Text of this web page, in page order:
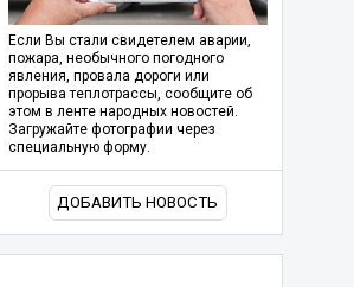
Если Вы стали свидетелем аварии,
пожара, необычного погодного
явления, провала дороги или
прорыва теплотрассы, сообщите об
этом в ленте народных новостей.
Загружайте фотографии через
специальную форму.
ДОБАВИТЬ НОВОСТЬ